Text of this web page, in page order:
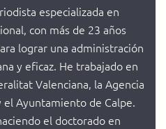
especializada en
con más de 23 años
lograr una administración
y eficaz. He trabajado en
Valenciana, la Agencia
Ayuntamiento de Calpe.
el doctorado en